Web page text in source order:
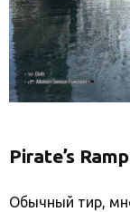
Pirate’s
Обычный тир,